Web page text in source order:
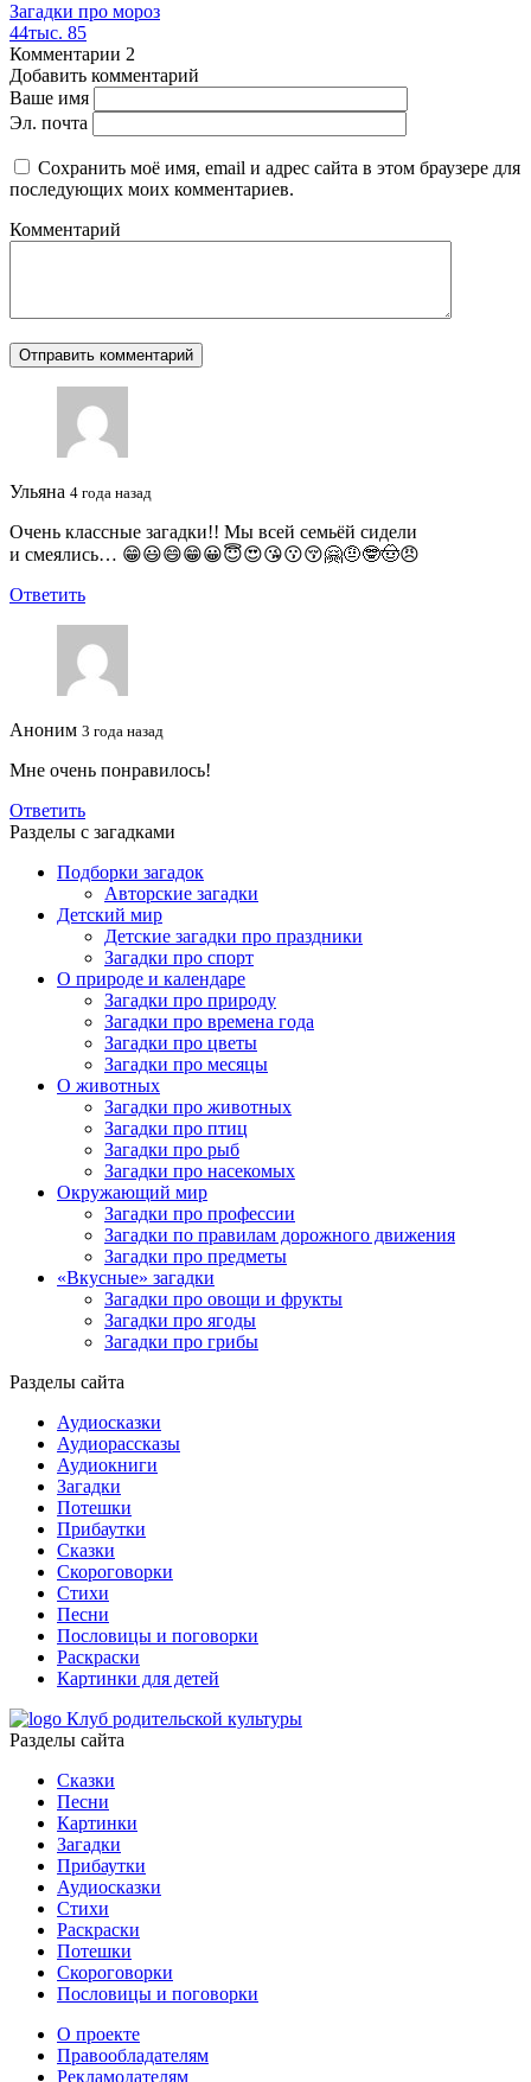
Загадки про мороз
44тыс. 85
Комментарии 2
Добавить комментарий
Ваше имя
Эл. почта
Сохранить моё имя, email и адрес сайта в этом браузере для
последующих моих комментариев.
Комментарий
Ульяна 4 года назад
Очень классные загадки!! Мы всей семьёй сидели
и смеялись… 😁😃😄😁😀😇😍😘😗😚🤗🤨🤓🤠😠
Ответить
Аноним 3 года назад
Мне очень понравилось!
Ответить
Разделы с загадками
Подборки загадок
Авторские загадки
Детский мир
Детские загадки про праздники
Загадки про спорт
О природе и календаре
Загадки про природу
Загадки про времена года
Загадки про цветы
Загадки про месяцы
О животных
Загадки про животных
Загадки про птиц
Загадки про рыб
Загадки про насекомых
Окружающий мир
Загадки про профессии
Загадки по правилам дорожного движения
Загадки про предметы
«Вкусные» загадки
Загадки про овощи и фрукты
Загадки про ягоды
Загадки про грибы
Разделы сайта
Аудиосказки
Аудиорассказы
Аудиокниги
Загадки
Потешки
Прибаутки
Сказки
Скороговорки
Стихи
Песни
Пословицы и поговорки
Раскраски
Картинки для детей
Клуб родительской культуры
Разделы сайта
Сказки
Песни
Картинки
Загадки
Прибаутки
Аудиосказки
Стихи
Раскраски
Потешки
Скороговорки
Пословицы и поговорки
О проекте
Правообладателям
Рекламодателям